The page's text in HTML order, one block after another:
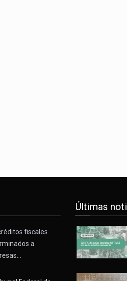
IMMEX rara vez nacen de una
de 1.1% interanual en mayo
del 15 % sobre los productos
trabajo en turnos rotativos podría
fiscales
a
Últimas